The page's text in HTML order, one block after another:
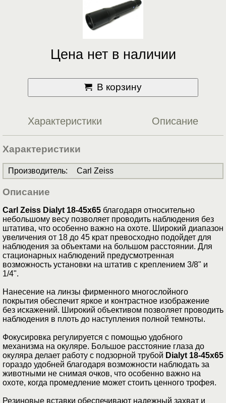
Цена нет в наличии
В корзину
Характеристики Описание
Характеристики
Производитель: Carl Zeiss
Описание
Carl Zeiss Dialyt 18-45x65 благодаря относительно
небольшому весу позволяет проводить наблюдения без
штатива, что особенно важно на охоте. Широкий диапазон
увеличения от 18 до 45 крат превосходно подойдет для
наблюдения за объектами на большом расстоянии. Для
стационарных наблюдений предусмотренная
возможность установки на штатив с креплением 3/8" и
1/4".
Нанесение на линзы фирменного многослойного
покрытия обеспечит яркое и контрастное изображение
без искажений. Широкий объективом позволяет проводить
наблюдения в плоть до наступления полной темноты.
Фокусировка регулируется с помощью удобного
механизма на окуляре. Большое расстояние глаза до
окуляра делает работу с подзорной трубой Dialyt 18-45x65
гораздо удобней благодаря возможности наблюдать за
животными не снимая очков, что особенно важно на
охоте, когда промедление может стоить ценного трофея.
Резиновые вставки обеспечивают надежный захват и